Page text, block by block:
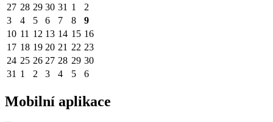
27 28 29 30 31 1
2
3
4 5 6 7 8
9
10 11 12 13 14 15 16
17 18 19 20 21 22 23
24 25 26 27 28 29 30
31 1 2 3 4 5 6
Mobilní aplikace